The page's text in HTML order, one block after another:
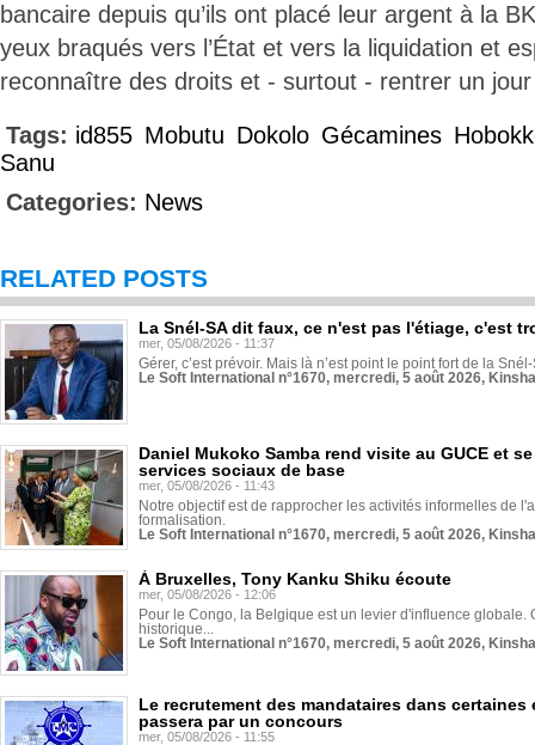
bancaire depuis qu’ils ont placé leur argent à la
yeux braqués vers l’État et vers la liquidation et
reconnaître des droits et - surtout - rentrer un
Tags: id855 Mobutu Dokolo Gécamines
Sanu
Categories: News
RELATED POSTS
La Snél-SA dit faux, ce n'est pas l'étiage, c'est
mer, 05/08/2026 - 11:37
Gérer, c’est prévoir. Mais là n’est point le point fort de la
Le Soft International n°1670, mercredi, 5 août 2026,
Daniel Mukoko Samba rend visite au GUCE et
services sociaux de base
mer, 05/08/2026 - 11:43
Notre objectif est de rapprocher les activités informelles de
formalisation.
Le Soft International n°1670, mercredi, 5 août 2026,
À Bruxelles, Tony Kanku Shiku écoute
mer, 05/08/2026 - 12:06
Pour le Congo, la Belgique est un levier d'influence globale.
historique...
Le Soft International n°1670, mercredi, 5 août 2026,
Le recrutement des mandataires dans
passera par un concours
mer, 05/08/2026 - 11:55